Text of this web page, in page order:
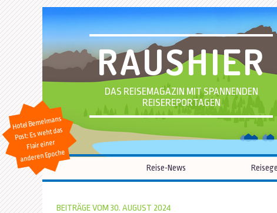
RAUSHIER
DAS REISEMAGAZIN MIT SPANNENDEN
REISEREPORTAGEN
Hotel Bemelmans
Post: Es weht das
Flair einer
anderen Epoche
Reise-News
BEITRÄGE VOM 30. AUGUST 2024